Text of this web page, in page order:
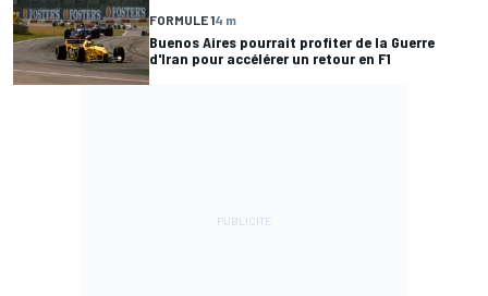
FORMULE 14 m
Buenos Aires pourrait profiter de la Guerre
d'Iran pour accélérer un retour en F1